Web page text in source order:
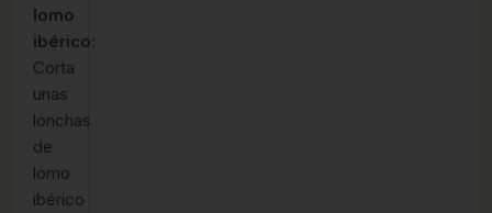
lomo
ibérico:
Corta
unas
lonchas
de
lomo
ibérico